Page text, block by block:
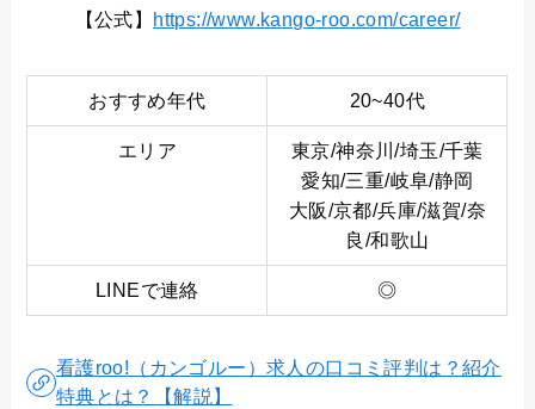
【公式】 https://www.kango-roo.com/career/
おすすめ年代 20~40代
エリア
東京/神奈川/埼玉/千葉
愛知/三重/岐阜/静岡
大阪/京都/兵庫/滋賀/奈
良/和歌山
LINEで連絡 ◎
看護roo!（カンゴルー）求人の口コミ評判は？紹介
特典とは？【解説】